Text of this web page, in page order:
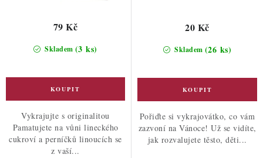
Skladem (3 ks)
79 Kč
Vykrajujte s originalitou
Pamatujete na vůni lineckého
cukroví a perníčků linoucích se
z vaší...
Skladem (26 ks)
20 Kč
Pořiďte si vykrajovátko, co vám
zazvoní na Vánoce! Už se vidíte,
jak rozvalujete těsto, děti...